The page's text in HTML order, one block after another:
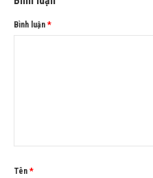
Bình luận *
Tên *